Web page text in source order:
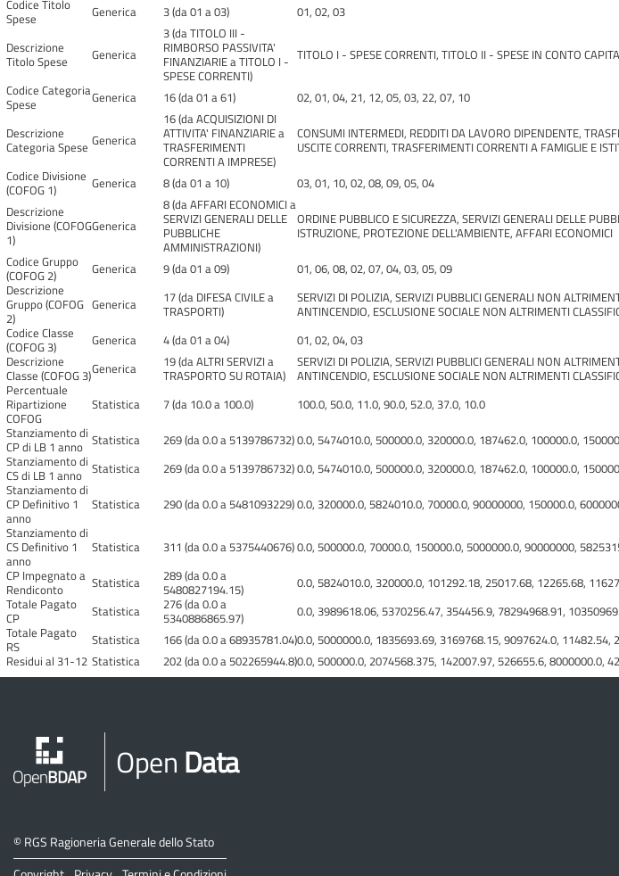
Codice Titolo
Spese
Generica 3 (da 01 a 03)
01, 02, 03
Descrizione
Titolo Spese
Generica
3 (da TITOLO III -
RIMBORSO PASSIVITA'
FINANZIARIE a TITOLO I -
SPESE CORRENTI)
TITOLO I - SPESE CORRENTI, TITOLO II - SPESE IN CONTO
Codice Categoria
Spese
Generica 16 (da 01 a 61)
02, 01, 04, 21, 12, 05, 03, 22, 07, 10
Descrizione
Categoria Spese Generica
16 (da ACQUISIZIONI DI
ATTIVITA' FINANZIARIE a
TRASFERIMENTI
CORRENTI A IMPRESE)
CONSUMI INTERMEDI, REDDITI DA LAVORO DIPENDENTE,
USCITE CORRENTI, TRASFERIMENTI CORRENTI A FAMIGLIE E
Codice Divisione
(COFOG 1)
Generica 8 (da 01 a 10)
03, 01, 10, 02, 08, 09, 05, 04
Descrizione
Divisione (COFOG
1)
Generica
8 (da AFFARI ECONOMICI a
SERVIZI GENERALI DELLE
PUBBLICHE
AMMINISTRAZIONI)
ORDINE PUBBLICO E SICUREZZA, SERVIZI GENERALI DELLE
ISTRUZIONE, PROTEZIONE DELL'AMBIENTE, AFFARI ECONOMICI
Codice Gruppo
(COFOG 2)
Generica 9 (da 01 a 09)
01, 06, 08, 02, 07, 04, 03, 05, 09
Descrizione
Gruppo (COFOG
2)
Generica
17 (da DIFESA CIVILE a
TRASPORTI)
SERVIZI DI POLIZIA, SERVIZI PUBBLICI GENERALI NON
ANTINCENDIO, ESCLUSIONE SOCIALE NON ALTRIMENTI
Codice Classe
(COFOG 3)
Generica 4 (da 01 a 04)
01, 02, 04, 03
Descrizione
Classe (COFOG 3)Generica
19 (da ALTRI SERVIZI a
TRASPORTO SU ROTAIA)
SERVIZI DI POLIZIA, SERVIZI PUBBLICI GENERALI NON
ANTINCENDIO, ESCLUSIONE SOCIALE NON ALTRIMENTI
Percentuale
Ripartizione
COFOG
Statistica 7 (da 10.0 a 100.0)
100.0, 50.0, 11.0, 90.0, 52.0, 37.0, 10.0
Stanziamento di
CP di LB 1 anno Statistica 269 (da 0.0 a 5139786732)0.0, 5474010.0, 500000.0, 320000.0, 187462.0, 100000.0,
Stanziamento di
CS di LB 1 anno Statistica 269 (da 0.0 a 5139786732)0.0, 5474010.0, 500000.0, 320000.0, 187462.0, 100000.0,
Stanziamento di
CP Definitivo 1
anno
Statistica 290 (da 0.0 a 5481093229)0.0, 320000.0, 5824010.0, 70000.0, 90000000, 150000.0,
Stanziamento di
CS Definitivo 1
anno
Statistica 311 (da 0.0 a 5375440676)0.0, 500000.0, 70000.0, 150000.0, 5000000.0, 90000000,
CP Impegnato a
Rendiconto
Statistica
289 (da 0.0 a
5480827194.15)
0.0, 5824010.0, 320000.0, 101292.18, 25017.68, 12265.68,
Totale Pagato
CP
Statistica
276 (da 0.0 a
5340886865.97)
0.0, 3989618.06, 5370256.47, 354456.9, 78294968.91,
Totale Pagato
RS
Statistica 166 (da 0.0 a 68935781.04)0.0, 5000000.0, 1835693.69, 3169768.15, 9097624.0,
Residui al 31-12 Statistica 202 (da 0.0 a 502265944.8)0.0, 500000.0, 2074568.375, 142007.97, 526655.6, 8000000.0,
Open Data
©RGS Ragioneria Generale dello Stato